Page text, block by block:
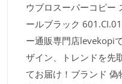
ウブロスーパーコピー
ールブラック
ー通販専門店levekopi
ザイン、トレンドを先
てお届け！ブランド 偽